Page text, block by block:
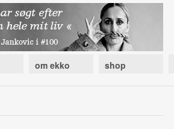
om ekko shop